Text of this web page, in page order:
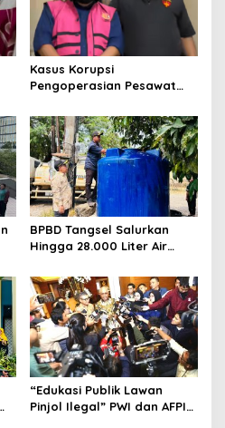
Kasus Korupsi
Pengoperasian Pesawat
Development Ditetapkan
Tersangka
BPBD Tangsel Salurkan
Hingga 28.000 Liter Air
Warga Terdampak
Kekeringan
“Edukasi Publik Lawan
Pinjol Ilegal” PWI dan AFPI